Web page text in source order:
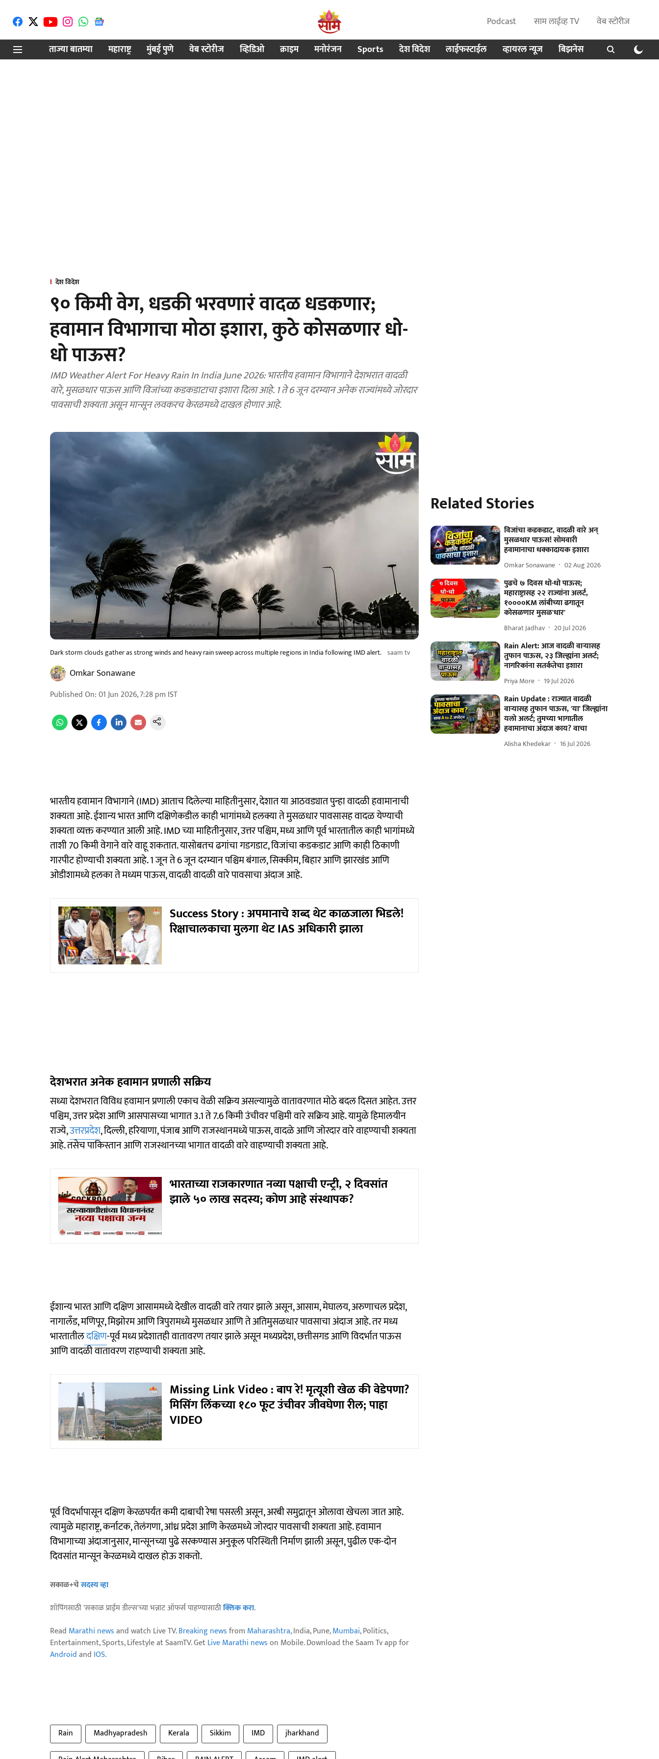
Podcast साम लाईव्ह TV
वेब स्टोरीज
ताज्या बातम्या
महाराष्ट्र मुंबई पुणे वेब स्टोरीज व्हिडिओ क्राइम मनोरंजन Sports देश विदेश लाईफस्टाईल व्हायरल न्यूज बिझनेस
देश विदेश
९० किमी वेग, धडकी भरवणारं वादळ धडकणार;
हवामान विभागाचा मोठा इशारा, कुठे कोसळणार धो-
धो पाऊस?
IMD Weather Alert For Heavy Rain In India June 2026: भारतीय हवामान विभागाने देशभरात वादळी
वारे, मुसळधार पाऊस आणि विजांच्या कडकडाटाचा इशारा दिला आहे. 1 ते 6 जून दरम्यान अनेक राज्यांमध्ये जोरदार
पावसाची शक्यता असून मान्सून लवकरच केरळमध्ये दाखल होणार आहे.
Dark storm clouds gather as strong winds and heavy rain sweep across multiple regions in India following IMD alert. saam tv
Omkar Sonawane
Published On:01 Jun 2026, 7:28 pm IST
भारतीय हवामान विभागाने (IMD) आताच दिलेल्या माहितीनुसार, देशात या आठवड्यात पुन्हा वादळी हवामानाची
शक्यता आहे. ईशान्य भारत आणि दक्षिणेकडील काही भागांमध्ये हलक्या ते मुसळधार पावसासह वादळ येण्याची
शक्यता व्यक्त करण्यात आली आहे. IMD च्या माहितीनुसार, उत्तर पश्चिम, मध्य आणि पूर्व भारतातील काही भागांमध्ये
ताशी 70 किमी वेगाने वारे वाहू शकतात. यासोबतच ढगांचा गडगडाट, विजांचा कडकडाट आणि काही ठिकाणी
गारपीट होण्याची शक्यता आहे. 1 जून ते 6 जून दरम्यान पश्चिम बंगाल, सिक्कीम, बिहार आणि झारखंड आणि
ओडीशामध्ये हलका ते मध्यम पाऊस, वादळी वादळी वारे पावसाचा अंदाज आहे.
Success Story : अपमानाचे शब्द थेट काळजाला भिडले!
रिक्षाचालकाचा मुलगा थेट IAS अधिकारी झाला
देशभरात अनेक हवामान प्रणाली सक्रिय
सध्या देशभरात विविध हवामान प्रणाली एकाच वेळी सक्रिय असल्यामुळे वातावरणात मोठे बदल दिसत आहेत. उत्तर
पश्चिम, उत्तर प्रदेश आणि आसपासच्या भागात 3.1 ते 7.6 किमी उंचीवर पश्चिमी वारे सक्रिय आहे. यामुळे हिमालयीन
राज्ये,उत्तरप्रदेश, दिल्ली, हरियाणा, पंजाब आणि राजस्थानमध्ये पाऊस, वादळे आणि जोरदार वारे वाहण्याची शक्यता
आहे. तसेच पाकिस्तान आणि राजस्थानच्या भागात वादळी वारे वाहण्याची शक्यता आहे.
भारताच्या राजकारणात नव्या पक्षाची एन्ट्री, २ दिवसांत
झाले ५० लाख सदस्य; कोण आहे संस्थापक?
ईशान्य भारत आणि दक्षिण आसाममध्ये देखील वादळी वारे तयार झाले असून, आसाम, मेघालय, अरुणाचल प्रदेश,
नागालँड, मणिपूर, मिझोरम आणि त्रिपुरामध्ये मुसळधार आणि ते अतिमुसळधार पावसाचा अंदाज आहे. तर मध्य
भारतातीलदक्षिण-पूर्व मध्य प्रदेशातही वातावरण तयार झाले असून मध्यप्रदेश, छत्तीसगड आणि विदर्भात पाऊस
आणि वादळी वातावरण राहण्याची शक्यता आहे.
Missing Link Video : बाप रे! मृत्यूशी खेळ की वेडेपणा?
मिसिंग लिंकच्या १८० फूट उंचीवर जीवघेणा रील; पाहा
VIDEO
पूर्व विदर्भापासून दक्षिण केरळपर्यंत कमी दाबाची रेषा पसरली असून, अरबी समुद्रातून ओलावा खेचला जात आहे.
त्यामुळे महाराष्ट्र, कर्नाटक, तेलंगणा, आंध्र प्रदेश आणि केरळमध्ये जोरदार पावसाची शक्यता आहे. हवामान
विभागाच्या अंदाजानुसार, मान्सूनच्या पुढे सरकण्यास अनुकूल परिस्थिती निर्माण झाली असून, पुढील एक-दोन
दिवसांत मान्सून केरळमध्ये दाखल होऊ शकतो.
सकाळ+चेसदस्य व्हा
शॉपिंगसाठी 'सकाळ प्राईम डील्स'च्या भन्नाट ऑफर्स पाहण्यासाठीक्लिक करा.
Read Marathi newsand watch Live TV.Breaking newsfrom Maharashtra, India, Pune,Mumbai, Politics,
Entertainment, Sports, Lifestyle at SaamTV. GetLive Marathi newson Mobile. Download the Saam Tv app for
Androidand IOS.
Rain Madhyapradesh Kerala Sikkim IMD
jharkhand
Related Stories
विजांचा कडकडाट, वादळी वारे अन्
मुसळधार पाऊस! सोमवारी
हवामानाचा धक्कादायक इशारा
Omkar Sonawane 02 Aug 2026
पुढचे ७ दिवस धो-धो पाऊस;
महाराष्ट्रासह २२ राज्यांना अलर्ट,
१००००KM लांबीच्या ढगातून
कोसळणार मुसळ'धार'
Bharat Jadhav 20 Jul 2026
Rain Alert: आज वादळी वाऱ्यासह
तुफान पाऊस, २३ जिल्ह्यांना अलर्ट;
नागरिकांना सतर्कतेचा इशारा
Priya More 19 Jul 2026
Rain Update : राज्यात वादळी
वाऱ्यासह तुफान पाऊस, 'या' जिल्ह्यांना
यलो अलर्ट; तुमच्या भागातील
हवामानाचा अंदाज काय? वाचा
Alisha Khedekar 16 Jul 2026